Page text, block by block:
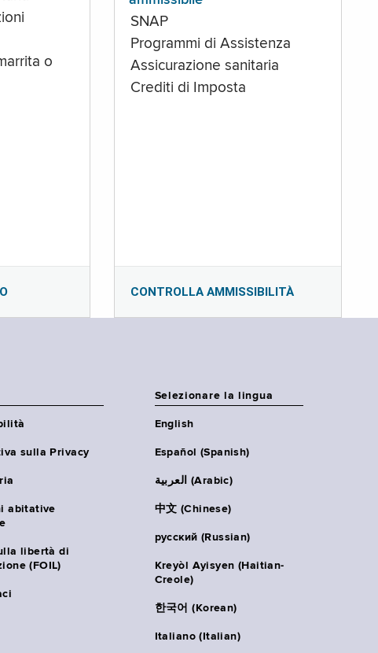
o
SNAP
Programmi di Assistenza
Assicurazione sanitaria
Crediti di Imposta
CONTROLLA AMMISSIBILITÀ
sulla Privacy
abitative
libertà di
(FOIL)
Selezionare la lingua
English
Español (Spanish)
العربية (Arabic)
中文 (Chinese)
русский (Russian)
Kreyòl Ayisyen (Haitian-
Creole)
한국어 (Korean)
Italiano (Italian)